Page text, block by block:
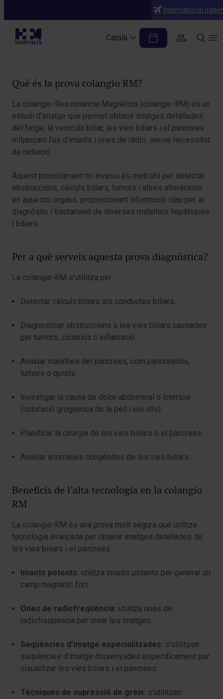
International
Català
Colangio RM
Què és la prova colangio RM?
La colangio-Ressonància Magnètica (colangio-RM) és un
estudi d’imatge que permet obtenir imatges detallades
del fetge, la vesícula biliar, les vies biliars i el pàncrees
mitjançant l’ús d’imants i ones de ràdio, sense necessitat
de radiació.
Aquest procediment no invasiu és molt útil per detectar
obstruccions, càlculs biliars, tumors i altres alteracions
en aquests òrgans, proporcionant informació clau per al
diagnòstic i tractament de diverses malalties hepàtiques
i biliars.
Per a què serveix aquesta prova diagnòstica?
La colangio-RM s’utilitza per:
Detectar càlculs biliars als conductes biliars.
Diagnosticar obstruccions a les vies biliars causades
per tumors, cicatrius o inflamació.
Avaluar malalties del pàncrees, com pancreatitis,
tumors o quists.
Investigar la causa de dolor abdominal o icterícia
(coloració groguenca de la pell i els ulls).
Planificar la cirurgia de les vies biliars o el pàncrees.
Avaluar anomalies congènites de les vies biliars.
Beneficis de l’alta tecnologia en la colangio
RM
La colangio-RM és una prova molt segura que utilitza
tecnologia avançada per obtenir imatges detallades de
les vies biliars i el pàncrees:
Imants potents: utilitza imants potents per generar un
camp magnètic fort.
Ones de radiofreqüència: utilitza ones de
radiofreqüència per crear les imatges.
Seqüències d’imatge especialitzades: s’utilitzen
seqüències d’imatge dissenyades específicament per
visualitzar les vies biliars i el pàncrees.
Tècniques de supressió de greix: s’utilitzen